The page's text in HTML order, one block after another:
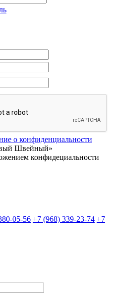
о конфиденциальности
Швейный»
конфидециальности
05-56 +7 (968) 339-23-74 +7